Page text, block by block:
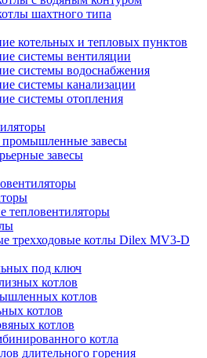
шахтного типа
котельных и тепловых пунктов
системы вентиляции
системы водоснабжения
системы канализации
системы отопления
завесы
завесы
тепловентиляторы
трехходовые котлы Dilex MV3-D
под ключ
котлов
котлов
котлов
котлов
котла
длительного горения